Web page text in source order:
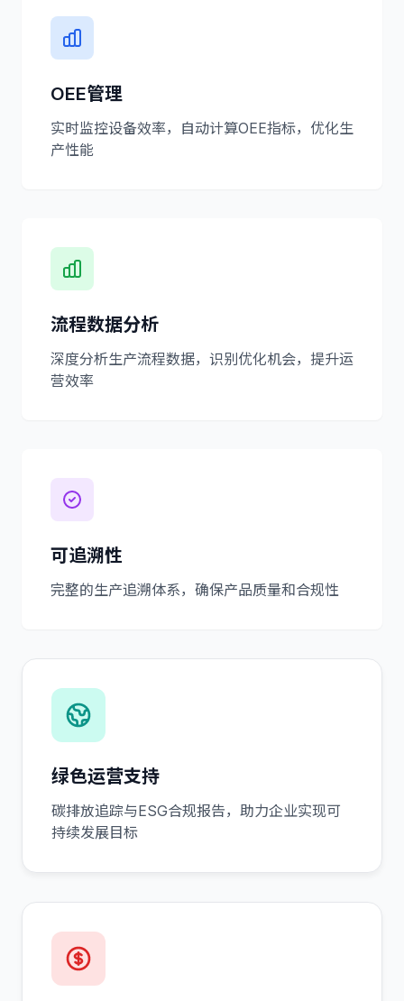
OEE管理
实时监控设备效率，自动计算OEE指标，优化生
产性能
流程数据分析
深度分析生产流程数据，识别优化机会，提升运
营效率
可追溯性
完整的生产追溯体系，确保产品质量和合规性
绿色运营支持
碳排放追踪与ESG合规报告，助力企业实现可
持续发展目标